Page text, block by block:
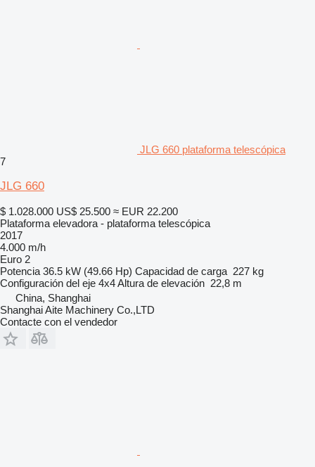
JLG 660 plataforma telescópica
7
JLG 660
$ 1.028.000 US$ 25.500 ≈ EUR 22.200
Plataforma elevadora - plataforma telescópica
2017
4.000 m/h
Euro 2
Potencia 36.5 kW (49.66 Hp) Capacidad de carga 227 kg
Configuración del eje 4x4Altura de elevación 22,8 m
China, Shanghai
Shanghai Aite Machinery Co.,LTD
Contacte con el vendedor